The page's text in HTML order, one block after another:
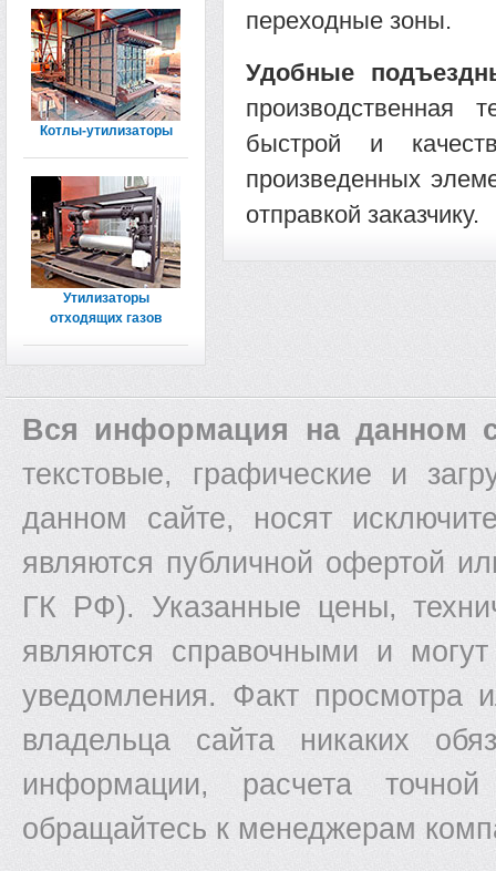
переходные зоны.
Удобные
производственная
быстрой и
произведенных
отправкой заказчику.
Котлы-утилизаторы
Утилизаторы
отходящих газов
Вся информация на данном
текстовые, графические и
данном сайте, носят
являются публичной офертой
ГК РФ). Указанные цены,
являются справочными и
уведомления. Факт просмотра
владельца сайта никаких
информации, расчета
обращайтесь к менеджерам